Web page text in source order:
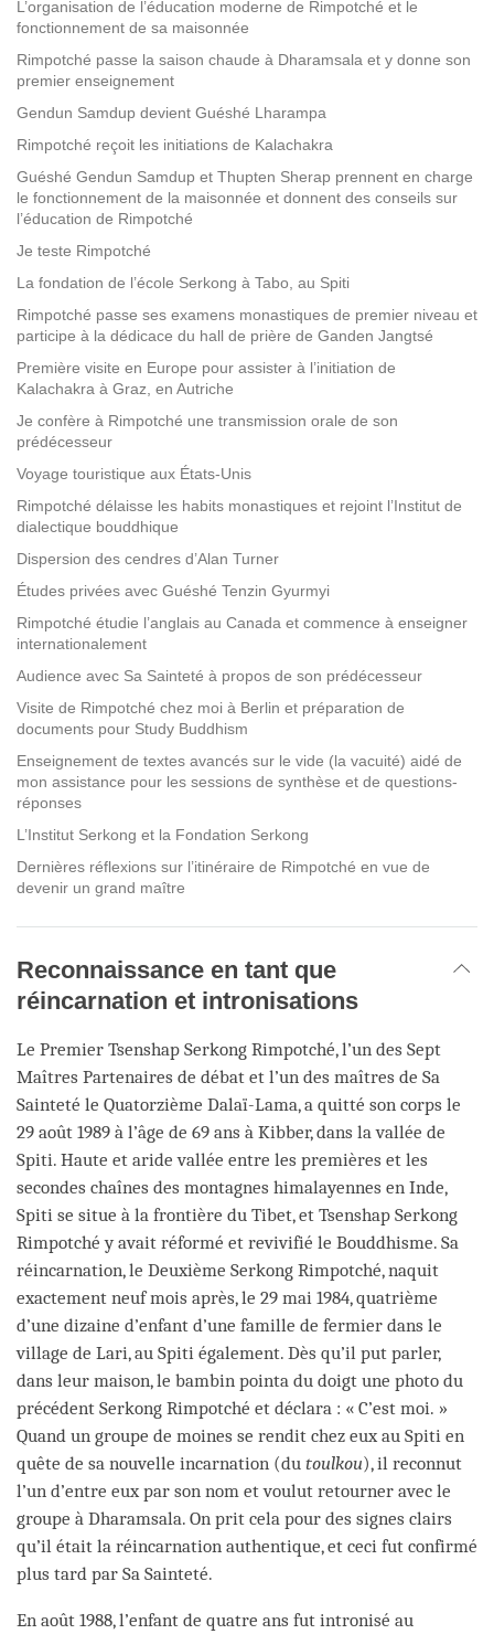
L’organisation de l’éducation moderne de Rimpotché et le
fonctionnement de sa maisonnée
Rimpotché passe la saison chaude à Dharamsala et y donne son
premier enseignement
Gendun Samdup devient Guéshé Lharampa
Rimpotché reçoit les initiations de Kalachakra
Guéshé Gendun Samdup et Thupten Sherap prennent en charge
le fonctionnement de la maisonnée et donnent des conseils sur
l’éducation de Rimpotché
Je teste Rimpotché
La fondation de l’école Serkong à Tabo, au Spiti
Rimpotché passe ses examens monastiques de premier niveau et
participe à la dédicace du hall de prière de Ganden Jangtsé
Première visite en Europe pour assister à l’initiation de
Kalachakra à Graz, en Autriche
Je confère à Rimpotché une transmission orale de son
prédécesseur
Voyage touristique aux États-Unis
Rimpotché délaisse les habits monastiques et rejoint l’Institut de
dialectique bouddhique
Dispersion des cendres d’Alan Turner
Études privées avec Guéshé Tenzin Gyurmyi
Rimpotché étudie l’anglais au Canada et commence à enseigner
internationalement
Audience avec Sa Sainteté à propos de son prédécesseur
Visite de Rimpotché chez moi à Berlin et préparation de
documents pour Study Buddhism
Enseignement de textes avancés sur le vide (la vacuité) aidé de
mon assistance pour les sessions de synthèse et de questions-
réponses
L’Institut Serkong et la Fondation Serkong
Dernières réflexions sur l’itinéraire de Rimpotché en vue de
devenir un grand maître
Reconnaissance en tant que
réincarnation et intronisations
Le Premier Tsenshap Serkong Rimpotché, l’un des Sept
Maîtres Partenaires de débat et l’un des maîtres de Sa
Sainteté le Quatorzième Dalaï-Lama, a quitté son corps le
29 août 1989 à l’âge de 69 ans à Kibber, dans la vallée de
Spiti. Haute et aride vallée entre les premières et les
secondes chaînes des montagnes himalayennes en Inde,
Spiti se situe à la frontière du Tibet, et Tsenshap Serkong
Rimpotché y avait réformé et revivifié le Bouddhisme. Sa
réincarnation, le Deuxième Serkong Rimpotché, naquit
exactement neuf mois après, le 29 mai 1984, quatrième
d’une dizaine d’enfant d’une famille de fermier dans le
village de Lari, au Spiti également. Dès qu’il put parler,
dans leur maison, le bambin pointa du doigt une photo du
précédent Serkong Rimpotché et déclara : « C’est moi. »
Quand un groupe de moines se rendit chez eux au Spiti en
quête de sa nouvelle incarnation (du toulkou), il reconnut
l’un d’entre eux par son nom et voulut retourner avec le
groupe à Dharamsala. On prit cela pour des signes clairs
qu’il était la réincarnation authentique, et ceci fut confirmé
plus tard par Sa Sainteté.
En août 1988, l’enfant de quatre ans fut intronisé au